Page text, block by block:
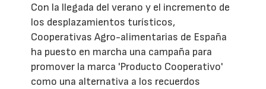
Con la llegada del verano y el incremento de
los desplazamientos turísticos,
Cooperativas Agro-alimentarias de España
ha puesto en marcha una campaña para
promover la marca 'Producto Cooperativo'
como una alternativa a los recuerdos